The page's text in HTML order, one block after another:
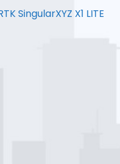
SingularXYZ X1 LITE